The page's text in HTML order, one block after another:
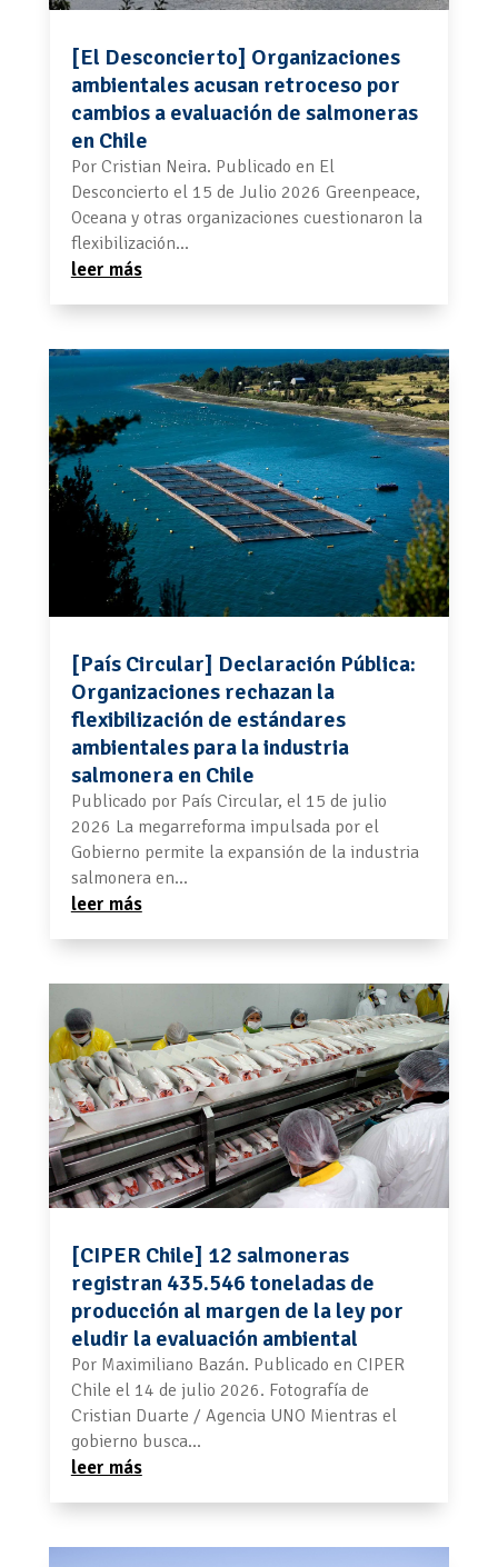
[El Desconcierto] Organizaciones
ambientales acusan retroceso por
cambios a evaluación de salmoneras
en Chile
Por Cristian Neira. Publicado en El
Desconcierto el 15 de Julio 2026 Greenpeace,
Oceana y otras organizaciones cuestionaron la
flexibilización...
leer más
[País Circular] Declaración Pública:
Organizaciones rechazan la
flexibilización de estándares
ambientales para la industria
salmonera en Chile
Publicado por País Circular, el 15 de julio
2026 La megarreforma impulsada por el
Gobierno permite la expansión de la industria
salmonera en...
leer más
[CIPER Chile] 12 salmoneras
registran 435.546 toneladas de
producción al margen de la ley por
eludir la evaluación ambiental
Por Maximiliano Bazán. Publicado en CIPER
Chile el 14 de julio 2026. Fotografía de
Cristian Duarte / Agencia UNO Mientras el
gobierno busca...
leer más